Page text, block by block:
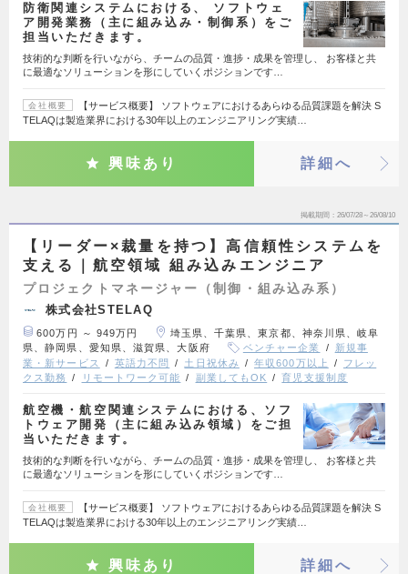
防衛関連システムにおける、 ソフトウェ
ア開発業務（主に組み込み・制御系）をご
担当いただきます。
技術的な判断を行いながら、チームの品質・進捗・成果を管理し、 お客様と共
に最適なソリューションを形にしていくポジションです…
会社概要
【サービス概要】 ソフトウェアにおけるあらゆる品質課題を解決 S
TELAQは製造業界における30年以上のエンジニアリング実績…
興味あり 詳細へ
掲載期間 26/07/28～26/08/10
【リーダー×裁量を持つ】高信頼性システムを
支える｜航空領域 組み込みエンジニア
プロジェクトマネージャー（制御・組み込み系）
株式会社STELAQ
600万円 ～ 949万円
埼玉県、千葉県、東京都、神奈川県、岐阜
県、静岡県、愛知県、滋賀県、大阪府
ベンチャー企業
新規事
業・新サービス
英語力不問 土日祝休み 年収600万以上
フレッ
クス勤務
リモートワーク可能 副業してもOK 育児支援制度
航空機・航空関連システムにおける、ソフ
トウェア開発（主に組み込み領域）をご担
当いただきます。
技術的な判断を行いながら、チームの品質・進捗・成果を管理し、 お客様と共
に最適なソリューションを形にしていくポジションです…
会社概要
【サービス概要】 ソフトウェアにおけるあらゆる品質課題を解決 S
TELAQは製造業界における30年以上のエンジニアリング実績…
興味あり 詳細へ